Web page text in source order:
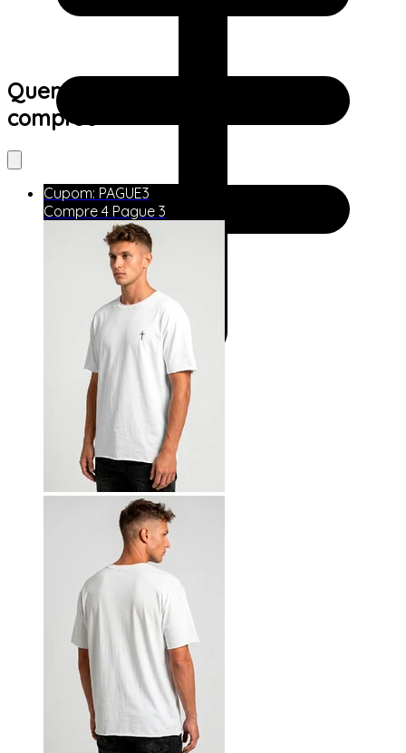
Quem viu este produto também
comprou